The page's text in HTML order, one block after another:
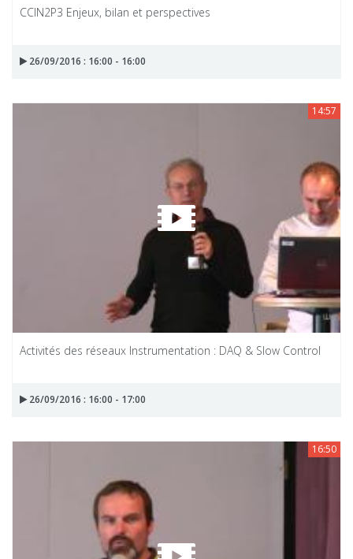
CCIN2P3 Enjeux, bilan et perspectives
26/09/2016 : 16:00 - 16:00
14:57
Activités des réseaux Instrumentation : DAQ & Slow Control
26/09/2016 : 16:00 - 17:00
16:50